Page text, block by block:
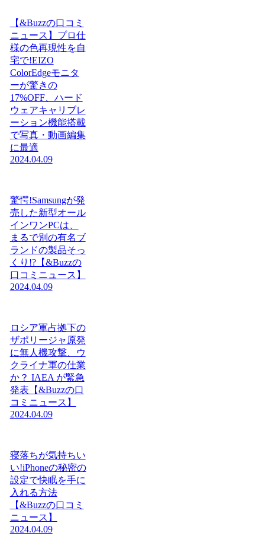
【&Buzzの口コミ
ニュース】プロ仕
様の色再現性を自
宅で!EIZO
ColorEdgeモニタ
ーが驚きの
17%OFF、ハード
ウェアキャリブレ
ーション機能搭載
で写真・動画編集
に最適
2024.04.09
驚愕!Samsungが発
売した新型オール
インワンPCは、
まるで別の有名ブ
ランドの製品そっ
くり!?【&Buzzの
口コミニュース】
2024.04.09
ロシア軍占拠下の
ザポリージャ原発
に無人機攻撃、ウ
クライナ軍の仕業
か？ IAEA が緊急
発表【&Buzzの口
コミニュース】
2024.04.09
寝落ちが気持ちい
い!iPhoneの秘密の
設定で快眠を手に
入れる方法
【&Buzzの口コミ
ニュース】
2024.04.09